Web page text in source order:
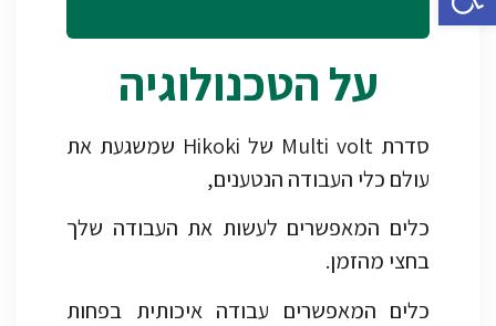
על הטכנולוגיה
סדרת Multi volt של Hikoki שמשגעת את
עולם כלי העבודה הנטענים,
כלים המאפשרים לעשות את העבודה שלך
בחצי מהזמן.
כלים המאפשרים עבודה איכותית בפחות